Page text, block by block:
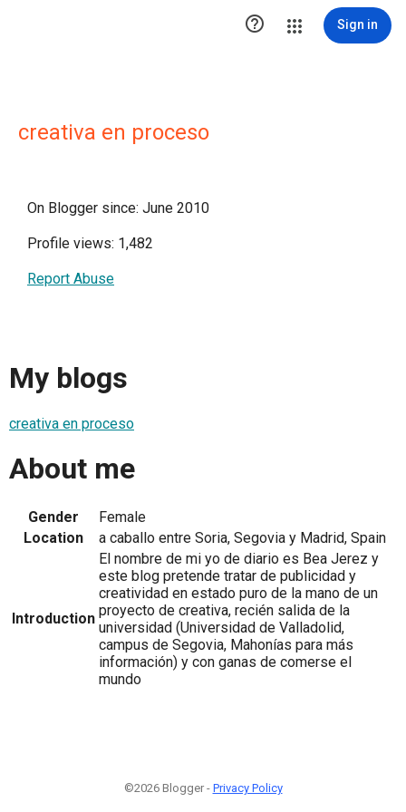
 Sign in
creativa en proceso
On Blogger since: June 2010
Profile views: 1,482
Report Abuse
My blogs
creativa en proceso
About me
Gender
Female
Location
a caballo entre Soria, Segovia y Madrid, Spain
Introduction
El nombre de mi yo de diario es Bea Jerez y
este blog pretende tratar de publicidad y
creatividad en estado puro de la mano de un
proyecto de creativa, recién salida de la
universidad (Universidad de Valladolid,
campus de Segovia, Mahonías para más
información) y con ganas de comerse el
mundo
©2026 Blogger - Privacy Policy